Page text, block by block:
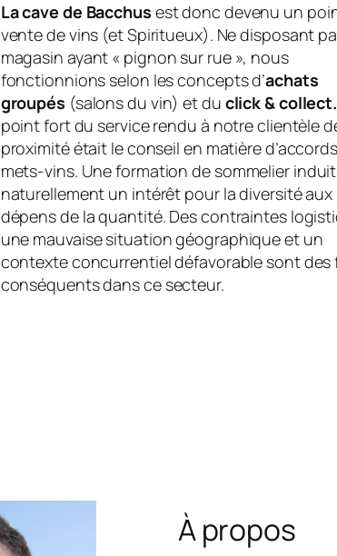
La cave de Bacchus est donc devenu un
vente de vins (et Spiritueux). Ne disposant
magasin ayant « pignon sur rue », nous
fonctionnions selon les concepts d’achats
groupés (salons du vin) et du click & collect.
point fort du service rendu à notre clientèle
proximité était le conseil en matière d’accords
mets-vins. Une formation de sommelier induit
naturellement un intérêt pour la diversité aux
dépens de la quantité. Des contraintes
une mauvaise situation géographique et un
contexte concurrentiel défavorable sont des
conséquents dans ce secteur.
À propos